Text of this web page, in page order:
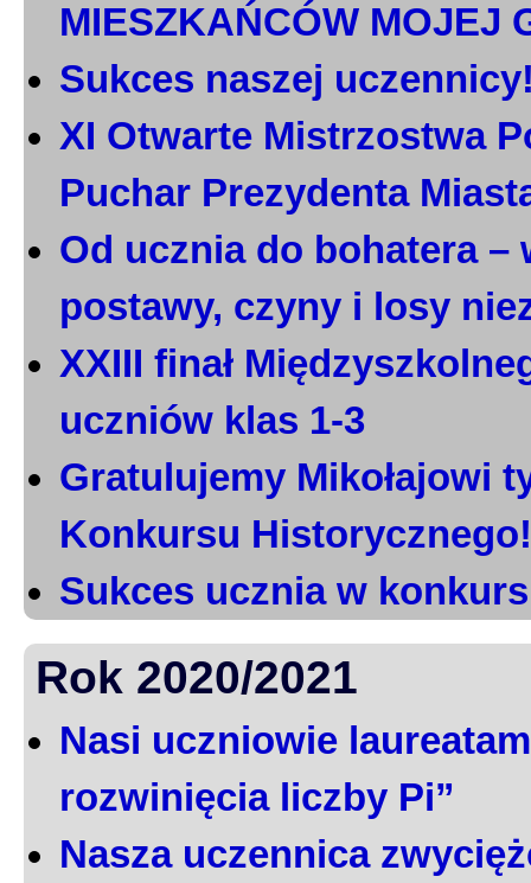
MIESZKAŃCÓW MOJEJ
Sukces naszej
XI Otwarte Mistrzostwa
Puchar Prezydenta
Od ucznia do bohatera –
postawy, czyny i losy
XXIII finał
uczniów klas 1-3
Gratulujemy Mikołajowi
Konkursu Historycznego!
Sukces ucznia w
Rok 2020/2021
Nasi uczniowie
rozwinięcia liczby Pi”
Nasza uczennica